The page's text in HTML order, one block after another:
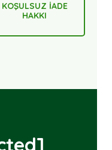
KOŞULSUZ İADE
HAKKI